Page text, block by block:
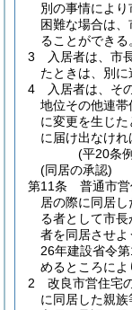
別の事情によ
困難な場合は
ることができる
3
入居者は、市
たときは、別に
4
入居者は、そ
地位その他連
に変更を生じ
に届け出なけれ
(平20条
(同居の承認)
第11条
普通市
居の際に同居
る者として市長
者を同居させよ
26年建設省令
めるところによ
2
改良市営住宅
に同居した親族